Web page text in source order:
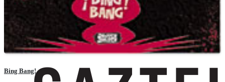
Bing Bang!